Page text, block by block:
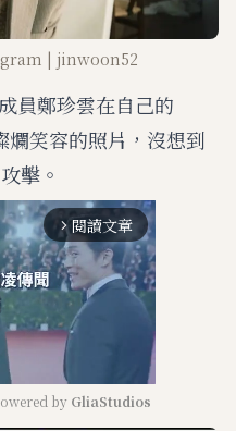
| jinwoon52
員鄭珍雲在自己的
笑容的照片，沒想到
擊。
arrow_forward_ios 閱讀文章
by GliaStudios